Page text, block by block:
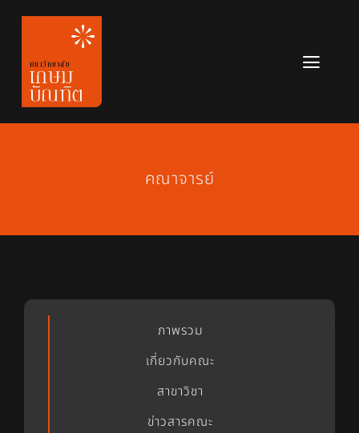
Skip
content
หลักสูตร
สมัครเรียน
คณาจารย์
ภาพรวม
เกี่ยวกับคณะ
สาขาวิชา
ข่าวสารคณะ